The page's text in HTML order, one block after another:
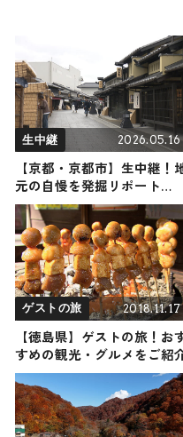
生中継 2026.05.16
【京都・京都市】生中継！
元の自慢を発掘リポート
2026年5月16日放送
ゲストの旅 2018.11.17
【徳島県】ゲストの旅！お
すめの観光・グルメをご紹